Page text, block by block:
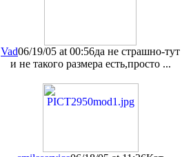
Vad06/19/05 at 00:56да не страшно-тут
и не такого размера есть,просто ...